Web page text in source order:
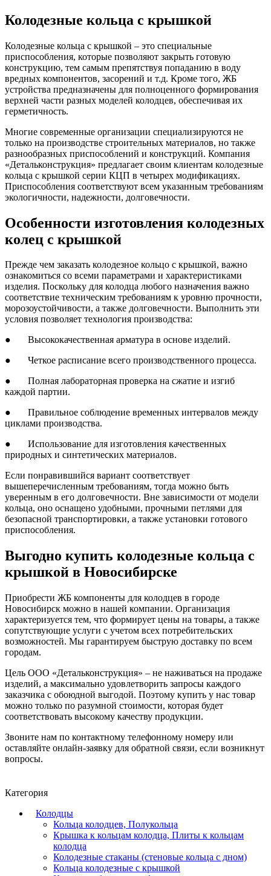
Колодезные кольца с крышкой
Колодезные кольца с крышкой – это специальные
приспособления, которые позволяют закрыть готовую
конструкцию, тем самым препятствуя попаданию в воду
вредных компонентов, засорений и т.д. Кроме того, ЖБ
устройства предназначены для полноценного формирования
верхней части разных моделей колодцев, обеспечивая их
герметичность.
Многие современные организации специализируются не
только на производстве строительных материалов, но также
разнообразных приспособлений и конструкций. Компания
«Детальконструкция» предлагает своим клиентам колодезные
кольца с крышкой серии КЦП в четырех модификациях.
Приспособления соответствуют всем указанным требованиям
экологичности, надежности, долговечности.
Особенности изготовления колодезных
колец с крышкой
Прежде чем заказать колодезное кольцо с крышкой, важно
ознакомиться со всеми параметрами и характеристиками
изделия. Поскольку для колодца любого назначения важно
соответствие техническим требованиям к уровню прочности,
морозоустойчивости, а также долговечности. Выполнить эти
условия позволяет технология производства:
● Высококачественная арматура в основе изделий.
● Четкое расписание всего производственного процесса.
● Полная лабораторная проверка на сжатие и изгиб
каждой партии.
● Правильное соблюдение временных интервалов между
циклами производства.
● Использование для изготовления качественных
природных и синтетических материалов.
Если понравившийся вариант соответствует
вышеперечисленным требованиям, тогда можно быть
уверенным в его долговечности. Вне зависимости от модели
кольца, оно оснащено удобными, прочными петлями для
безопасной транспортировки, а также установки готового
приспособления.
Выгодно купить колодезные кольца с
крышкой в Новосибирске
Приобрести ЖБ компоненты для колодцев в городе
Новосибирск можно в нашей компании. Организация
характеризуется тем, что формирует цены на товары, а также
сопутствующие услуги с учетом всех потребительских
возможностей. Мы гарантируем быструю доставку по всем
городам.
Цель ООО «Детальконструкция» – не наживаться на продаже
изделий, а максимально удовлетворить запросы каждого
заказчика с обоюдной выгодой. Поэтому купить у нас товар
можно только по разумной стоимости, которая будет
соответствовать высокому качеству продукции.
Звоните нам по контактному телефонному номеру или
оставляйте онлайн-заявку для обратной связи, если возникнут
вопросы.
Категория
Колодцы
Кольца колодцев, Полукольца
Крышка к кольцам колодца, Плиты к кольцам
колодца
Колодезные стаканы (стеновые кольца с дном)
Кольца колодезные с крышкой